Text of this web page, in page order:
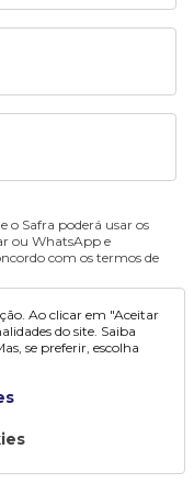
o Safra poderá usar os
ou WhatsApp e
com os termos de
Ao clicar em "Aceitar
do site. Saiba
se preferir, escolha